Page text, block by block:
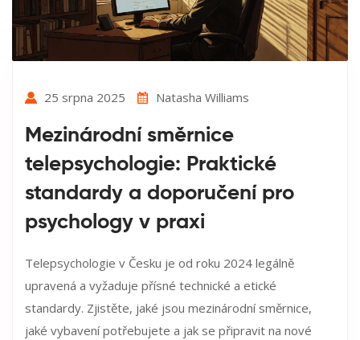
25 srpna 2025 Natasha Williams
Mezinárodní směrnice
telepsychologie: Praktické
standardy a doporučení pro
psychology v praxi
Telepsychologie v Česku je od roku 2024 legálně
upravená a vyžaduje přísné technické a etické
standardy. Zjistěte, jaké jsou mezinárodní směrnice,
jaké vybavení potřebujete a jak se připravit na nové